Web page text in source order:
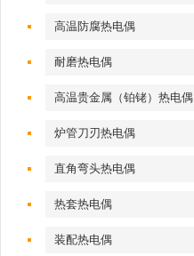
高温防腐热电偶
耐磨热电偶
高温贵金属（铂铑）热电偶
炉管刀刃热电偶
直角弯头热电偶
热套热电偶
装配热电偶